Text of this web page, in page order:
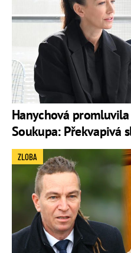
Hanychová
Soukupa: Překvapivá
ZLOBA